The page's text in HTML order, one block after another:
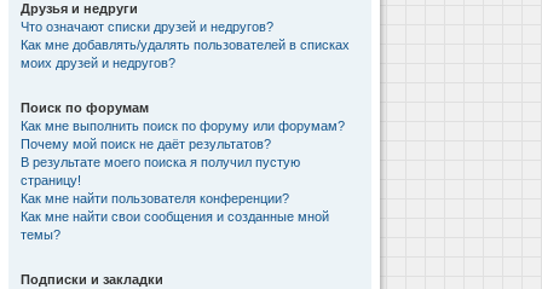
Друзья и недруги
Что означают списки друзей и недругов?
Как мне добавлять/удалять пользователей в списках
моих друзей и недругов?
Поиск по форумам
Как мне выполнить поиск по форуму или форумам?
Почему мой поиск не даёт результатов?
В результате моего поиска я получил пустую
страницу!
Как мне найти пользователя конференции?
Как мне найти свои сообщения и созданные мной
темы?
Подписки и закладки